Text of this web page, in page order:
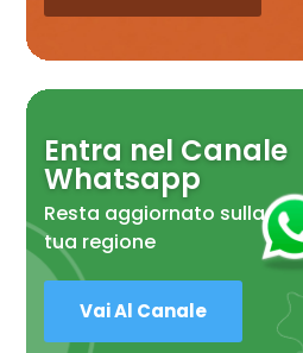
Entra nel Canale
Whatsapp
Resta aggiornato sulla
tua regione
Vai Al Canale